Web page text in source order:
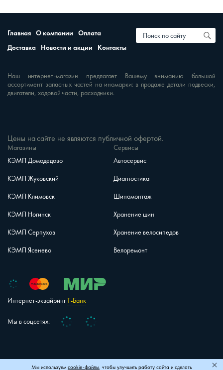
Главная О компании
Оплата
Доставка
Новости и акции Контакты
Магазины
КЭМП Домодедово
КЭМП Жуковский
КЭМП Климовск
КЭМП Ногинск
КЭМП Серпухов
КЭМП Ясенево
Сервисы
Автосервис
Диагностика
Шиномонтаж
Хранение шин
Хранение велосипедов
Велоремонт
Наш интернет-магазин предлагает Вашему вниманию большой
ассортимент запасных частей на иномарки: в продаже детали подвески,
двигатели, ходовой части, расходники.
Интернет-эквайрингТ-Банк
Мы в соцсетях: Vk Telegram
Цены на сайте не являются публичной офертой.
Карта сайта +7 (495) 150-40-26
Мы используем cookie-файлы, чтобы улучшить работу сайта и сделать